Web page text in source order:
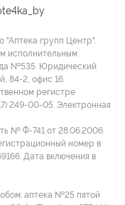
"Аптека групп Центр".
исполнительным
№535. Юридический
84-2, офис 16.
регистре
249-00-05. Электронная
№ Ф-741 от 28.06.2006.
номер в
Дата включения в
аптека №25 пятой